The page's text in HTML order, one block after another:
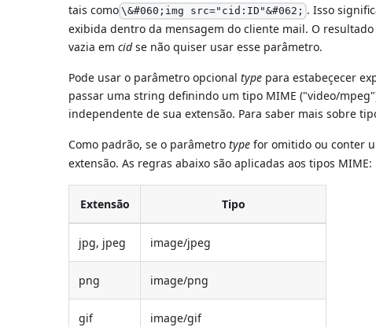
tais como \&#060;img src="cid:ID"&#062; . Isso
exibida dentro da mensagem do cliente mail. O
vazia emcidse não quiser usar esse parâmetro.
Pode usar o parâmetro opcionaltype para estabeçecer
passar uma string definindo um tipo MIME ("video/
independente de sua extensão. Para saber mais sobre
Como padrão, se o parâmetrotype for omitido ou conter
extensão. As regras abaixo são aplicadas aos tipos MIME:
Extensão Tipo
jpg, jpeg image/jpeg
png image/png
gif image/gif